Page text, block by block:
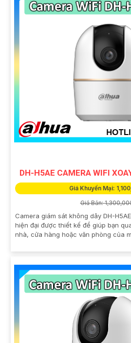
DH-H5AE CAMERA WIFI
Giá Khuyến Mại:
Giá Bán:
Camera giám sát không dây DH-
hiện đại được thiết kế để giúp bạn
nhà, cửa hàng hoặc văn phòng của